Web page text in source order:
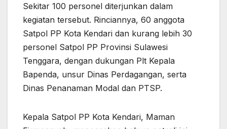
Sekitar 100 personel diterjunkan dalam
kegiatan tersebut. Rinciannya, 60 anggota
Satpol PP Kota Kendari dan kurang lebih 30
personel Satpol PP Provinsi Sulawesi
Tenggara, dengan dukungan Plt Kepala
Bapenda, unsur Dinas Perdagangan, serta
Dinas Penanaman Modal dan PTSP.
Kepala Satpol PP Kota Kendari, Maman